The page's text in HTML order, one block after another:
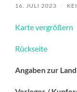
16. JULI 2023 /
Karte vergrößern
Rückseite
Angaben zur